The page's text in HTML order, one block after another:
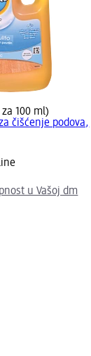
100 ml)
čišćenje podova,
u Vašoj dm